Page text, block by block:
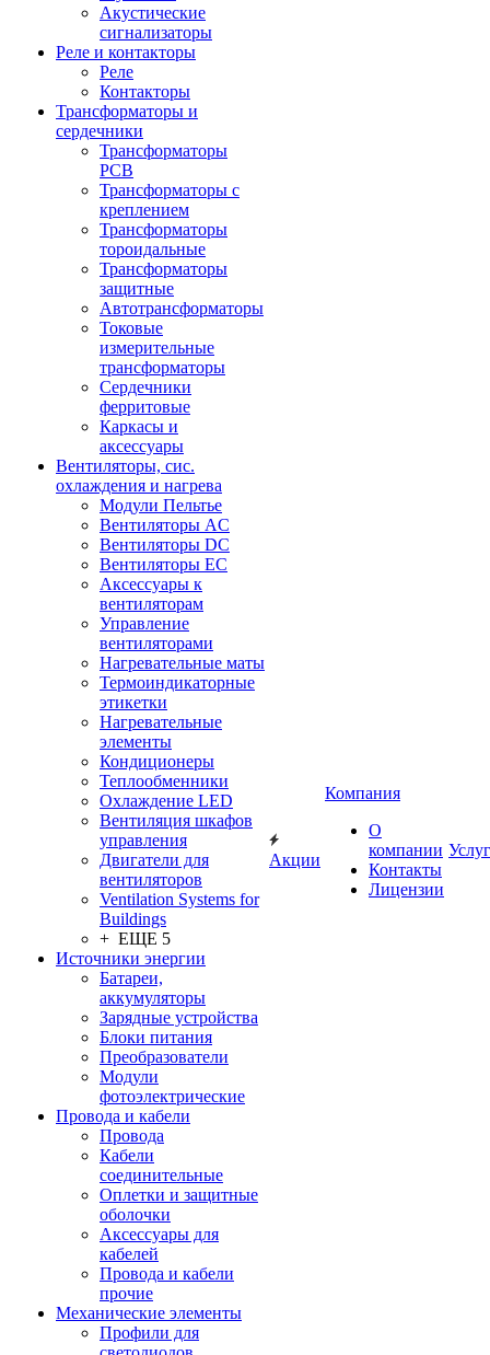
Акустические
сигнализаторы
Реле и контакторы
Реле
Контакторы
Трансформаторы и
сердечники
Трансформаторы
PCB
Трансформаторы с
креплением
Трансформаторы
тороидальные
Трансформаторы
защитные
Автотрансформаторы
Токовые
измерительные
трансформаторы
Сердечники
ферритовые
Каркасы и
аксессуары
Вентиляторы, сис.
охлаждения и нагрева
Модули Пельтье
Вентиляторы AC
Вентиляторы DC
Вентиляторы EC
Аксессуары к
вентиляторам
Управление
вентиляторами
Нагревательные маты
Термоиндикаторные
этикетки
Нагревательные
элементы
Кондиционеры
Теплообменники
Охлаждение LED
Вентиляция шкафов
управления
Двигатели для
вентиляторов
Ventilation Systems for
Buildings
+ ЕЩЕ 5
Источники энергии
Батареи,
аккумуляторы
Зарядные устройства
Блоки питания
Преобразователи
Модули
фотоэлектрические
Провода и кабели
Провода
Кабели
соединительные
Оплетки и защитные
оболочки
Аксессуары для
кабелей
Провода и кабели
прочие
Механические элементы
Профили для
Акции
Компания
О
компании
Контакты
Лицензии